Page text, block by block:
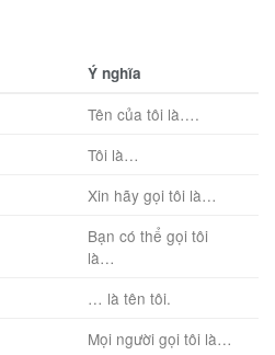
Ý nghĩa
Tên của tôi là….
Tôi là…
Xin hãy gọi tôi là…
Bạn có thể gọi tôi
là…
… là tên tôi.
Mọi người gọi tôi là…